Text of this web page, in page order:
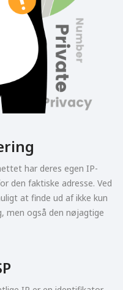
har deres egen IP-
den faktiske adresse. Ved
at finde ud af ikke kun
men også den nøjagtige